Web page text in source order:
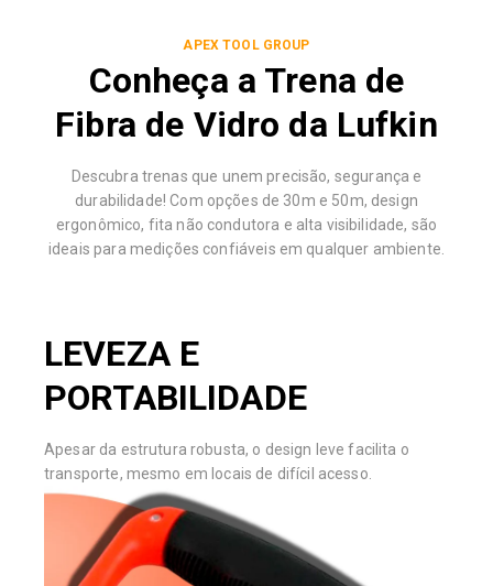
APEX TOOL GROUP
Conheça a Trena de
Fibra de Vidro da Lufkin
Descubra trenas que unem precisão, segurança e
durabilidade! Com opções de 30m e 50m, design
ergonômico, fita não condutora e alta visibilidade, são
ideais para medições confiáveis em qualquer ambiente.
LEVEZA E
PORTABILIDADE
Apesar da estrutura robusta, o design leve facilita o
transporte, mesmo em locais de difícil acesso.